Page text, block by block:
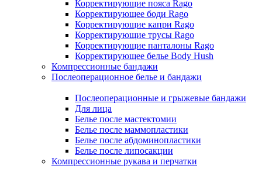
Корректирующие пояса Rago
Корректирующее боди Rago
Корректирующие капри Rago
Корректирующие трусы Rago
Корректирующие панталоны Rago
Корректирующее белье Body Hush
Компрессионные бандажи
Послеоперационное белье и бандажи
Послеоперационные и грыжевые бандажи
Для лица
Белье после мастектомии
Белье после маммопластики
Белье после абдоминопластики
Белье после липосакции
Компрессионные рукава и перчатки